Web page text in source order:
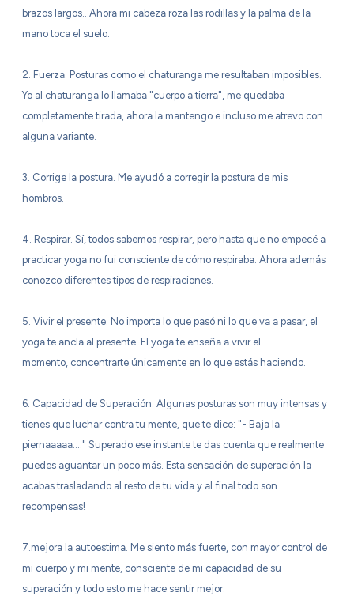
brazos largos…Ahora mi cabeza roza las rodillas y la palma de la
mano toca el suelo.
2. Fuerza. Posturas como el chaturanga me resultaban imposibles.
Yo al chaturanga lo llamaba "cuerpo a tierra", me quedaba
completamente tirada, ahora la mantengo e incluso me atrevo con
alguna variante.
3. Corrige la postura. Me ayudó a corregir la postura de mis
hombros.
4. Respirar. Sí, todos sabemos respirar, pero hasta que no empecé a
practicar yoga no fui consciente de cómo respiraba. Ahora además
conozco diferentes tipos de respiraciones.
5. Vivir el presente. No importa lo que pasó ni lo que va a pasar, el
yoga te ancla al presente. El yoga te enseña a vivir el
momento, concentrarte únicamente en lo que estás haciendo.
6. Capacidad de Superación. Algunas posturas son muy intensas y
tienes que luchar contra tu mente, que te dice: "- Baja la
piernaaaaa…." Superado ese instante te das cuenta que realmente
puedes aguantar un poco más. Esta sensación de superación la
acabas trasladando al resto de tu vida y al final todo son
recompensas!
7.mejora la autoestima. Me siento más fuerte, con mayor control de
mi cuerpo y mi mente, consciente de mi capacidad de su
superación y todo esto me hace sentir mejor.